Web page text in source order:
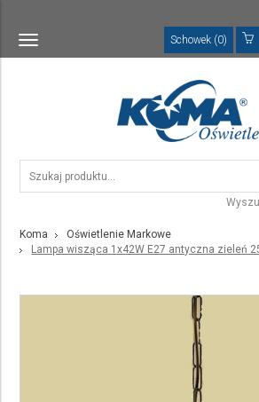
Toggle
navigation
Schowek (0)
Koma
Oświetlenie Markowe
Lampa wisząca 1x42W E27 antyczna zieleń